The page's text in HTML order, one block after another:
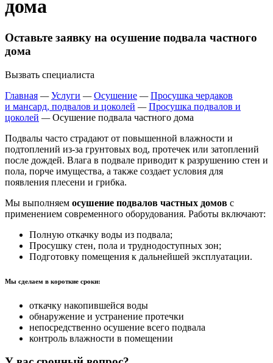
дома
Оставьте заявку на осушение подвала частного
дома
Вызвать специалиста
Главная —Услуги —Осушение —Просушка чердаков
и мансард, подвалов и цоколей —Просушка подвалов и
цоколей —Осушение подвала частного дома
Подвалы часто страдают от повышенной влажности и
подтоплений из-за грунтовых вод, протечек или затоплений
после дождей. Влага в подвале приводит к разрушению стен и
пола, порче имущества, а также создает условия для
появления плесени и грибка.
Мы выполняем осушение подвалов частных домов с
применением современного оборудования. Работы включают:
Полную откачку воды из подвала;
Просушку стен, пола и труднодоступных зон;
Подготовку помещения к дальнейшей эксплуатации.
Мы сделаем в короткие сроки:
откачку накопившейся воды
обнаружение и устранение протечки
непосредственно осушение всего подвала
контроль влажности в помещении